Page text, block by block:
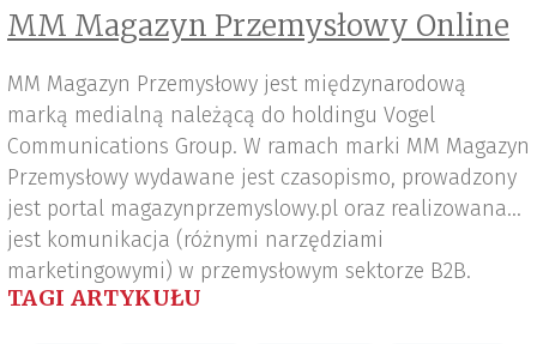
MM Magazyn Przemysłowy Online
MM Magazyn Przemysłowy jest międzynarodową
marką medialną należącą do holdingu Vogel
Communications Group. W ramach marki MM Magazyn
Przemysłowy wydawane jest czasopismo, prowadzony
jest portal magazynprzemyslowy.pl oraz realizowana
jest komunikacja (różnymi narzędziami
marketingowymi) w przemysłowym sektorze B2B.
TAGI ARTYKUŁU